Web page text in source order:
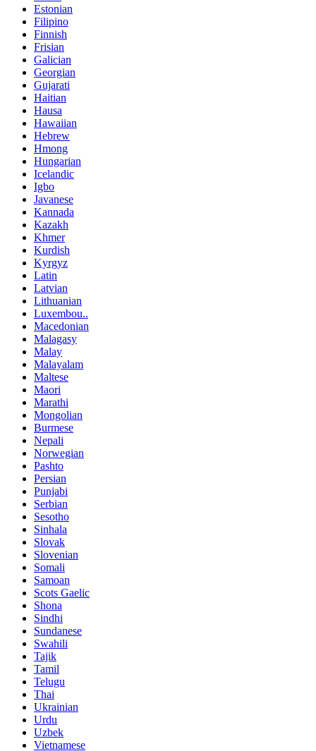
Estonian
Filipino
Finnish
Frisian
Galician
Georgian
Gujarati
Haitian
Hausa
Hawaiian
Hebrew
Hmong
Hungarian
Icelandic
Igbo
Javanese
Kannada
Kazakh
Khmer
Kurdish
Kyrgyz
Latin
Latvian
Lithuanian
Luxembou..
Macedonian
Malagasy
Malay
Malayalam
Maltese
Maori
Marathi
Mongolian
Burmese
Nepali
Norwegian
Pashto
Persian
Punjabi
Serbian
Sesotho
Sinhala
Slovak
Slovenian
Somali
Samoan
Scots Gaelic
Shona
Sindhi
Sundanese
Swahili
Tajik
Tamil
Telugu
Thai
Ukrainian
Urdu
Uzbek
Vietnamese